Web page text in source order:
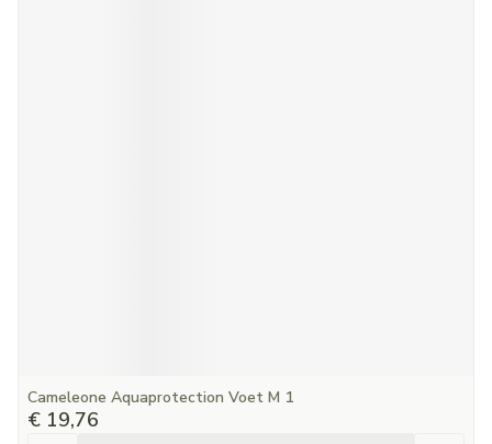
Cameleone Aquaprotection Voet M 1
€ 19,76